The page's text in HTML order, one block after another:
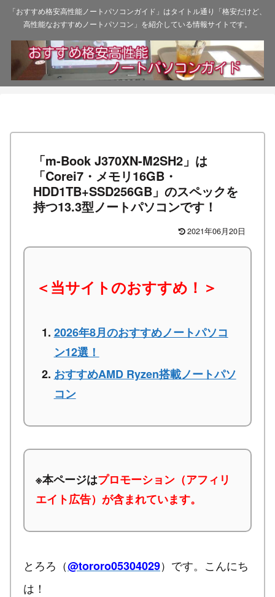
「おすすめ格安高性能ノートパソコンガイド」はタイトル通り「格安だけど、
高性能なおすすめノートパソコン」を紹介している情報サイトです。
「m-Book J370XN-M2SH2」は
「Corei7・メモリ16GB・
HDD1TB+SSD256GB」のスペックを
持つ13.3型ノートパソコンです！
2021年06月20日
＜当サイトのおすすめ！＞
2026年8月のおすすめノートパソコ
ン12選！
おすすめAMD Ryzen搭載ノートパソ
コン
※本ページはプロモーション（アフィリ
エイト広告）が含まれています。
とろろ（@tororo05304029）です。こんにち
は！